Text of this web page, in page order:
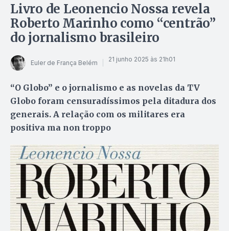
Livro de Leonencio Nossa revela
Roberto Marinho como “centrão”
do jornalismo brasileiro
Euler de França Belém 21 junho 2025 às 21h01
“O Globo” e o jornalismo e as novelas da TV
Globo foram censuradíssimos pela ditadura dos
generais. A relação com os militares era
positiva ma non troppo